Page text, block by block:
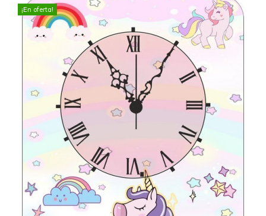
¡En oferta!